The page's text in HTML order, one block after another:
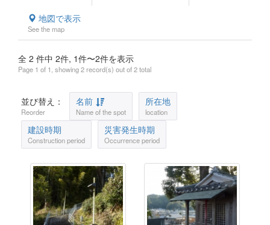
地図で表示
See the map
全 2 件中 2件, 1件〜2件を表示
Page 1 of 1, showing 2 record(s) out of 2 total
並び替え：
Reorder
名前
Name of the spot
所在地
location
建設時期
Construction period
災害発生時期
Occurrence period